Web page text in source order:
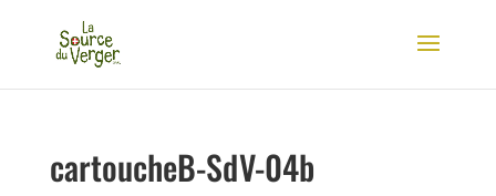
cartoucheB-SdV-04b